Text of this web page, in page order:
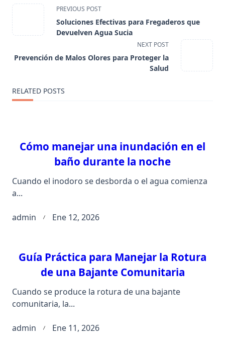
<span
class="nav-
subtitle
reader-
PREVIOUS POST
Soluciones Efectivas para Fregaderos que
Devuelven Agua Sucia
NEXT POST
Prevención de Malos Olores para Proteger la
Salud
RELATED POSTS
Cómo manejar una inundación en el
baño durante la noche
Cuando el inodoro se desborda o el agua comienza
a...
admin Ene 12, 2026
Guía Práctica para Manejar la Rotura
de una Bajante Comunitaria
Cuando se produce la rotura de una bajante
comunitaria, la...
admin Ene 11, 2026